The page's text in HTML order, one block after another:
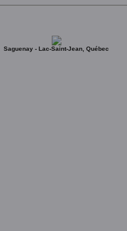
Saguenay - Lac-Saint-Jean, Québec